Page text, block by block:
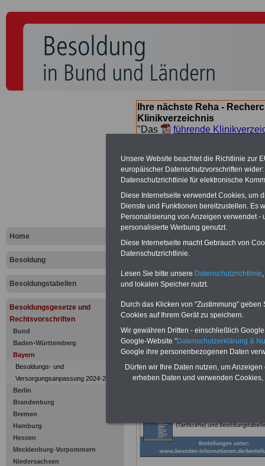
Home
Besoldung
Besoldungstabellen
Besoldungsgesetze und
Rechtsvorschriften
Bund
Baden-Württemberg
Bayern
Besoldungs- und
Versorgungsanpassung 2024-2025
Berlin
Brandenburg
Bremen
Hamburg
Hessen
Mecklenburg-Vorpommern
Niedersachsen
Ihre nächste Reha -
Klinikverzeichnis
"Das
führende
suchen. Beamtinnen und
Angebote nach
Landes
101
sonstige
Unsere Website beachtet die Richtlinie zur
europäischer Datenschutzvorschriften
Datenschutzrichtlinie für elektronische
Diese Internetseite verwendet Cookies, um
Dienste und Funktionen bereitzustellen. Es
Personalisierung von Anzeigen verwendet
personalisierte Werbung genutzt.
Diese Internetseite macht Gebrauch von
Datenschutzrichtlinie.
Lesen Sie bitte unsere Datenschutzrichtlinie
und lokalen Speicher nutzt.
Durch das Klicken von "Zustimmung"
Cookies auf Ihrem Gerät zu speichern.
Wir gewähren Dritten - einschließlich
Google-Website "Datenschutzerklärung &
Google ihre personenbezogenen Daten
Dürfen wir Ihre Daten nutzen, um
erheben Daten und verwenden